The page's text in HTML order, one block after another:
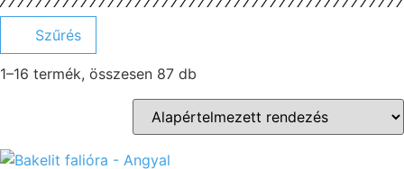
Szűrés
1–16 termék, összesen 87 db